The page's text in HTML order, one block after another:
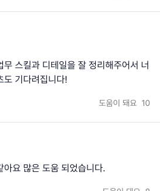
스킬과 디테일을 잘 정리해주어서 너
도 기다려집니다!
도움이 돼요 10
요 많은 도움 되었습니다.